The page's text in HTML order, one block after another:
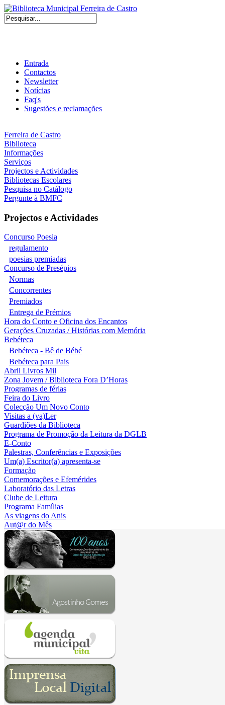
Entrada
Contactos
Newsletter
Notícias
Faq's
Sugestões e reclamações
Ferreira de Castro
Biblioteca
Informações
Serviços
Projectos e Actividades
Bibliotecas Escolares
Pesquisa no Catálogo
Pergunte à BMFC
Projectos e Actividades
Concurso Poesia
regulamento
poesias premiadas
Concurso de Presépios
Normas
Concorrentes
Premiados
Entrega de Prémios
Hora do Conto e Oficina dos Encantos
Gerações Cruzadas / Histórias com Memória
Bebéteca
Bebéteca - Bê de Bébé
Bebéteca para Pais
Abril Livros Mil
Zona Jovem / Biblioteca Fora D’Horas
Programas de férias
Feira do Livro
Colecção Um Novo Conto
Visitas a (va)Ler
Guardiões da Biblioteca
Programa de Promoção da Leitura da DGLB
E-Conto
Palestras, Conferências e Exposições
Um(a) Escritor(a) apresenta-se
Formação
Comemorações e Efemérides
Laboratório das Letras
Clube de Leitura
Programa Famílias
As viagens do Anis
Aut@r do Mês